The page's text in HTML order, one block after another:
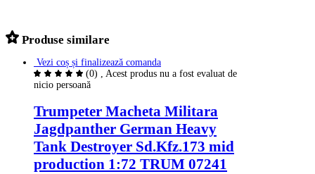
Produse similare
Vezi coș și finalizează comanda
(0)
, Acest produs nu a fost evaluat de
nicio persoană
Trumpeter Macheta Militara
Jagdpanther German Heavy
Tank Destroyer Sd.Kfz.173 mid
production 1:72 TRUM 07241